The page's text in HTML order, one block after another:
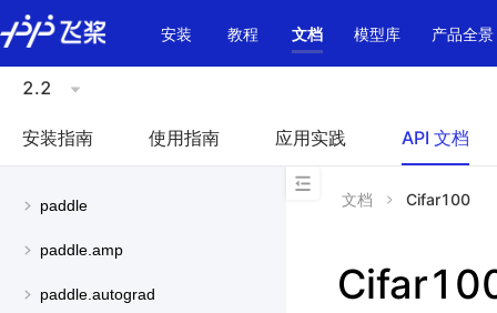
\u200E
安装
教程 文档 模型库 产品全景
2.2
安装指南 使用指南 应用实践 API 文档
paddle
paddle.amp
paddle.autograd
文档 Cifar100